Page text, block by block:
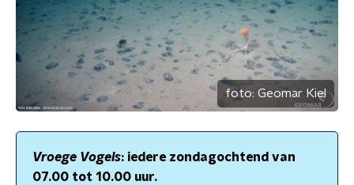
foto: Geomar Kiel
Vroege Vogels: iedere zondagochtend van
07.00 tot 10.00 uur.